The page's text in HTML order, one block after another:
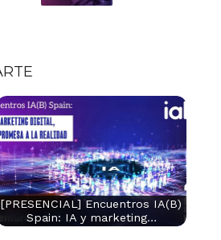
[PRESENCIAL] Encuentros IA(B)
Spain: IA y marketing…